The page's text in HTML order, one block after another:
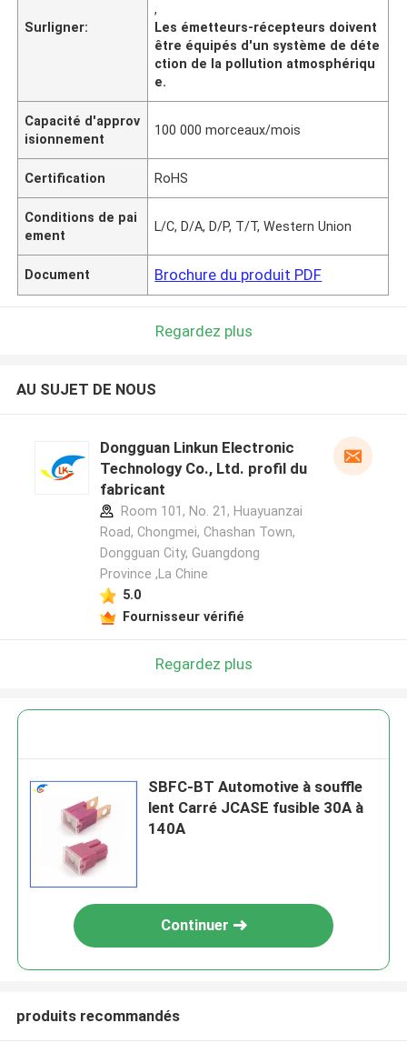
Surligner:
,
Les émetteurs-récepteurs doivent
être équipés d'un système de déte
ction de la pollution atmosphériqu
e.
Capacité d'approv
isionnement
100 000 morceaux/mois
Certification RoHS
Conditions de pai
ement
L/C, D/A, D/P, T/T, Western Union
Document Brochure du produit PDF
Regardez plus
AU SUJET DE NOUS
Dongguan Linkun Electronic
Technology Co., Ltd. profil du
fabricant
Room 101, No. 21, Huayuanzai
Road, Chongmei, Chashan Town,
Dongguan City, Guangdong
Province ,La Chine
5.0
Fournisseur vérifié
Regardez plus
SBFC-BT Automotive à souffle
lent Carré JCASE fusible 30A à
140A
Continuer
produits recommandés